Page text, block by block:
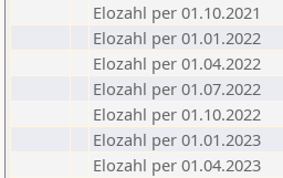
Elozahl per 01.10.2021
Elozahl per 01.01.2022
Elozahl per 01.04.2022
Elozahl per 01.07.2022
Elozahl per 01.10.2022
Elozahl per 01.01.2023
Elozahl per 01.04.2023